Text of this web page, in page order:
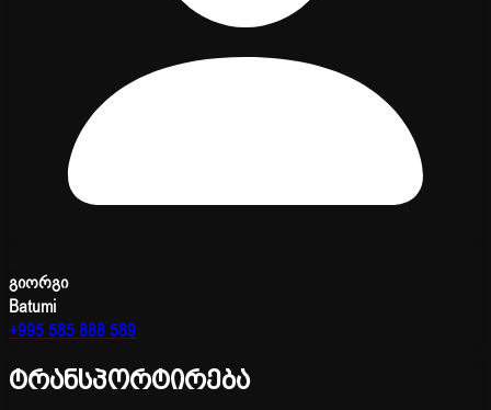
გიორგი
Batumi
+995 585 888 589
ტრანსპორტირება